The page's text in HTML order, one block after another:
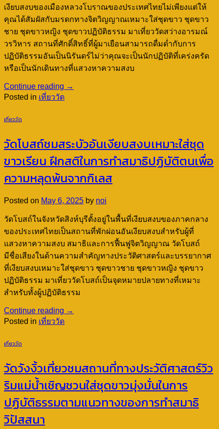
เงียบสงบของเมืองหลวงโบราณของประเทศไทยไม่เพียงแต่ให้
คุณได้สัมผัสกับมรดกทางจิตวิญญาณเหมาะใส่ชุดขาว ชุดขาว
ชาย ชุดขาวหญิง ชุดขาวปฏิบัติธรรม มาเที่ยววัดสว่างอารมณ์
วรวิหาร สถานที่ศักดิ์สิทธิ์ที่ผู้มาเยือนสามารถดื่มด่ำกับการ
ปฏิบัติธรรมอันเป็นนิรันดร์ไม่ว่าคุณจะเป็นนักปฏิบัติที่เคร่งครัด
หรือเป็นนักเดินทางที่แสวงหาความสงบ
Continue reading →
Posted in เที่ยววัด
เที่ยววัด
วัดโบสถ์ชมสระบัวอันเงียบสงบเหมาะใส่ชุด
ขาวเรียน ฝึกสติในการทำสมาธิปฏิบัติตนเพื่อ
ความหลุดพ้นจากกิเลส
Posted on May 6, 2025 by noi
วัดโบสถ์ในจังหวัดสิงห์บุรีตั้งอยู่ในพื้นที่เงียบสงบของภาคกลาง
ของประเทศไทยเป็นสถานที่พักผ่อนอันเงียบสงบสำหรับผู้ที่
แสวงหาความสงบ สมาธิและการฟื้นฟูจิตวิญญาณ วัดโบสถ์
มีชื่อเสียงในด้านความสำคัญทางประวัติศาสตร์และบรรยากาศ
ที่เงียบสงบเหมาะใส่ชุดขาว ชุดขาวชาย ชุดขาวหญิง ชุดขาว
ปฏิบัติธรรม มาเที่ยววัดโบสถ์เป็นจุดหมายปลายทางที่เหมาะ
สำหรับทั้งผู้ปฏิบัติธรรม
Continue reading →
Posted in เที่ยววัด
เที่ยววัด
วัดวังงิ้วเที่ยวชมสถานที่ทางประวัติศาสตร์วิว
ริมแม่น้ำเชิญชวนใส่ชุดขาวมุ่งมั่นในการ
ปฏิบัติธรรมตามแนวทางของการทำสมาธิ
วิปัสสนา